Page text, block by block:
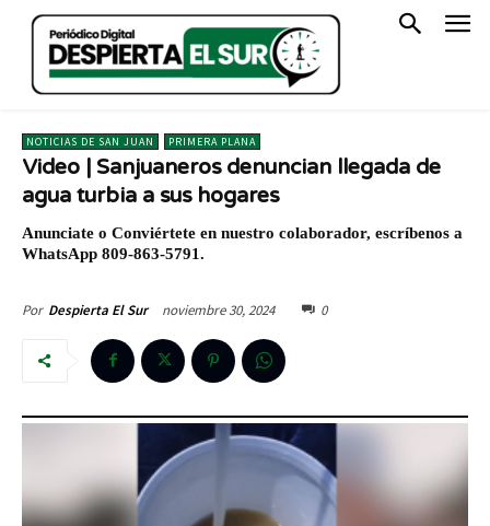
NOTICIAS DE SAN JUAN PRIMERA PLANA
Video | Sanjuaneros denuncian llegada de
agua turbia a sus hogares
Anunciate o Conviértete en nuestro colaborador, escríbenos a
WhatsApp 809-863-5791.
Por Despierta El Sur noviembre 30, 2024 0